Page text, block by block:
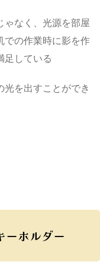
ゃなく、光源を部屋
での作業時に影を作
足している
を出すことができ
ホルダー